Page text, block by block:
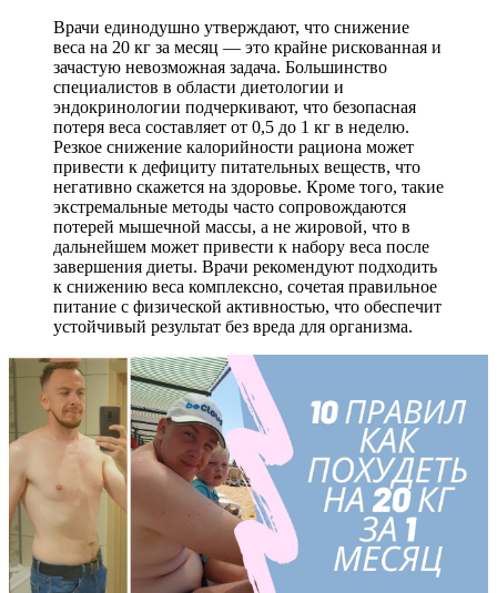
Врачи единодушно утверждают, что снижение
веса на 20 кг за месяц — это крайне рискованная и
зачастую невозможная задача. Большинство
специалистов в области диетологии и
эндокринологии подчеркивают, что безопасная
потеря веса составляет от 0,5 до 1 кг в неделю.
Резкое снижение калорийности рациона может
привести к дефициту питательных веществ, что
негативно скажется на здоровье. Кроме того, такие
экстремальные методы часто сопровождаются
потерей мышечной массы, а не жировой, что в
дальнейшем может привести к набору веса после
завершения диеты. Врачи рекомендуют подходить
к снижению веса комплексно, сочетая правильное
питание с физической активностью, что обеспечит
устойчивый результат без вреда для организма.